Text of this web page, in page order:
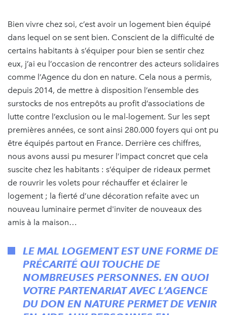
Bien vivre chez soi, c’est avoir un logement bien équipé
dans lequel on se sent bien. Conscient de la difficulté de
certains habitants à s’équiper pour bien se sentir chez
eux, j’ai eu l’occasion de rencontrer des acteurs solidaires
comme l’Agence du don en nature. Cela nous a permis,
depuis 2014, de mettre à disposition l’ensemble des
surstocks de nos entrepôts au profit d’associations de
lutte contre l’exclusion ou le mal-logement. Sur les sept
premières années, ce sont ainsi 280.000 foyers qui ont pu
être équipés partout en France. Derrière ces chiffres,
nous avons aussi pu mesurer l’impact concret que cela
suscite chez les habitants : s’équiper de rideaux permet
de rouvrir les volets pour réchauffer et éclairer le
logement ; la fierté d’une décoration refaite avec un
nouveau luminaire permet d'inviter de nouveaux des
amis à la maison…
LE MAL LOGEMENT EST UNE FORME DE
PRÉCARITÉ QUI TOUCHE DE
NOMBREUSES PERSONNES. EN QUOI
VOTRE PARTENARIAT AVEC L’AGENCE
DU DON EN NATURE PERMET DE VENIR